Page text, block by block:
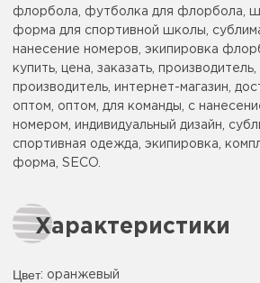
флорбола, футболка для флорбола,
форма для спортивной школы,
нанесение номеров, экипировка
купить, цена, заказать,
производитель, интернет-магазин,
оптом, оптом, для команды, с
номером, индивидуальный дизайн,
спортивная одежда, экипировка,
форма, SECO.
Характеристики
Цвет: оранжевый